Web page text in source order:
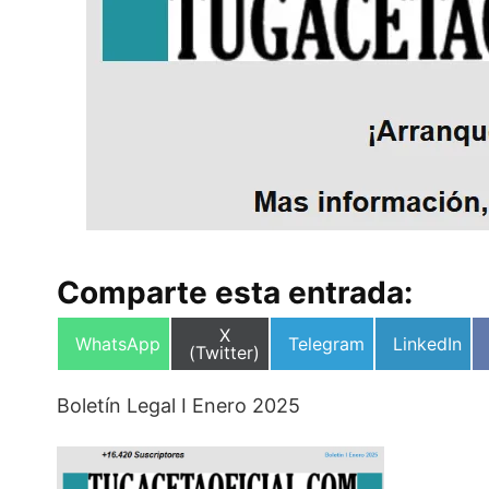
Comparte esta entrada:
Compartir
WhatsApp
Compartir
en
X
(Twitter)
Compartir
Telegram
Compartir
LinkedIn
Boletín Legal I Enero 2025